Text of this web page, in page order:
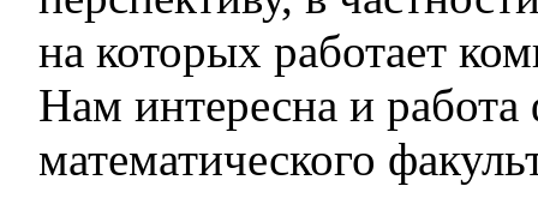
на которых работает
Нам интересна и работа
математического